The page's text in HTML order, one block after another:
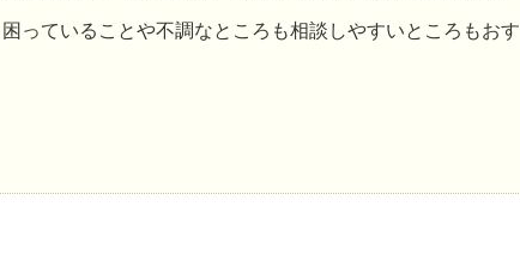
っていることや不調なところも相談しやすいところもおす